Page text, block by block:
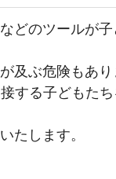
どのツールが
及ぶ危険もあり
する子どもた
たします。